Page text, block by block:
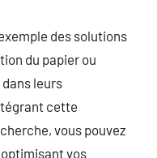
des solutions
du papier ou
leurs
cette
vous pouvez
vos